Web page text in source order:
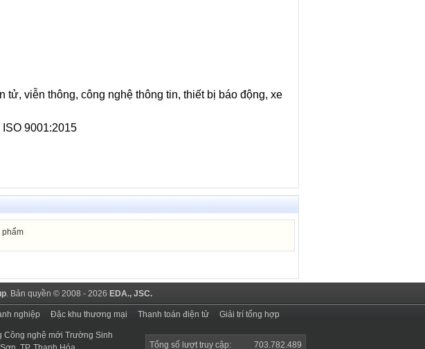
tử, viễn thông, công nghệ thông tin, thiết bị báo động, xe
9001:2015
phẩm
. Bản quyền © 2008 - 2026 EDA., JSC.
nghiệp Đặc khu thương mại Thanh toán điện tử Giải trí tổng hợp
Tổng số lượt truy cập: 703.782.489
Công nghệ mới Trường Sinh